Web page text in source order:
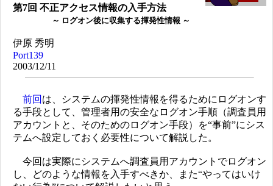
第7回 不正アクセス情報の入手方法
～ ログオン後に収集する揮発性情報 ～
伊原 秀明
Port139
2003/12/11
前回 は、システムの揮発性情報を得るためにログオンす
る手段として、管理者用の安全なログオン手順（調査員用
アカウントと、そのためのログオン手段）を“事前”にシス
テムへ設定しておく必要性について解説した。
今回は実際にシステムへ調査員用アカウントでログオン
し、どのような情報を入手すべきか、また“やってはいけ